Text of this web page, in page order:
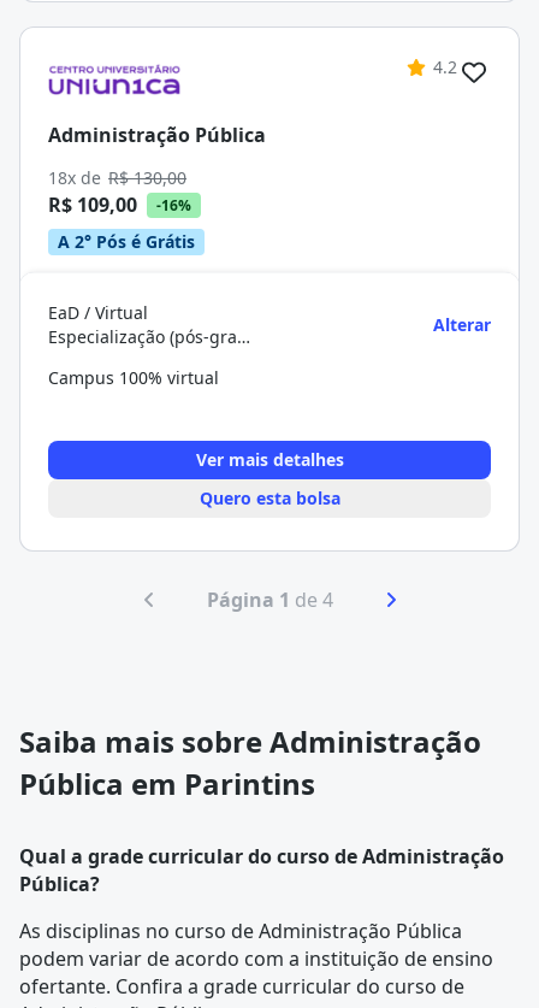
4.2
Administração Pública
18x de R$ 130,00
R$ 109,00 -16%
A 2° Pós é Grátis
EaD / Virtual
Especialização (pós-graduação)
Alterar
Campus 100% virtual
Ver mais detalhes
Quero esta bolsa
Página 1 de 4
Saiba mais sobre Administração
Pública em Parintins
Qual a grade curricular do curso de Administração
Pública?
As disciplinas no curso de Administração Pública
podem variar de acordo com a instituição de ensino
ofertante. Confira a grade curriculardo curso de